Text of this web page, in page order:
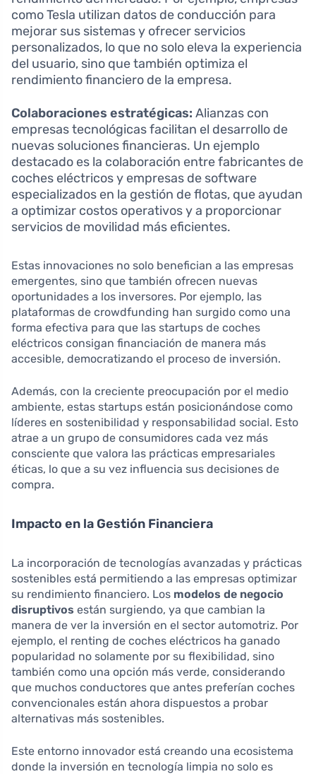
como Tesla utilizan datos de conducción para
mejorar sus sistemas y ofrecer servicios
personalizados, lo que no solo eleva la experiencia
del usuario, sino que también optimiza el
rendimiento financiero de la empresa.
Colaboraciones estratégicas: Alianzas con
empresas tecnológicas facilitan el desarrollo de
nuevas soluciones financieras. Un ejemplo
destacado es la colaboración entre fabricantes de
coches eléctricos y empresas de software
especializados en la gestión de flotas, que ayudan
a optimizar costos operativos y a proporcionar
servicios de movilidad más eficientes.
Estas innovaciones no solo benefician a las empresas
emergentes, sino que también ofrecen nuevas
oportunidades a los inversores. Por ejemplo, las
plataformas de crowdfunding han surgido como una
forma efectiva para que las startups de coches
eléctricos consigan financiación de manera más
accesible, democratizando el proceso de inversión.
Además, con la creciente preocupación por el medio
ambiente, estas startups están posicionándose como
líderes en sostenibilidad y responsabilidad social. Esto
atrae a un grupo de consumidores cada vez más
consciente que valora las prácticas empresariales
éticas, lo que a su vez influencia sus decisiones de
compra.
Impacto en la Gestión Financiera
La incorporación de tecnologías avanzadas y prácticas
sostenibles está permitiendo a las empresas optimizar
su rendimiento financiero. Los modelos de negocio
disruptivos están surgiendo, ya que cambian la
manera de ver la inversión en el sector automotriz. Por
ejemplo, el renting de coches eléctricos ha ganado
popularidad no solamente por su flexibilidad, sino
también como una opción más verde, considerando
que muchos conductores que antes preferían coches
convencionales están ahora dispuestos a probar
alternativas más sostenibles.
Este entorno innovador está creando una ecosistema
donde la inversión en tecnología limpia no solo es